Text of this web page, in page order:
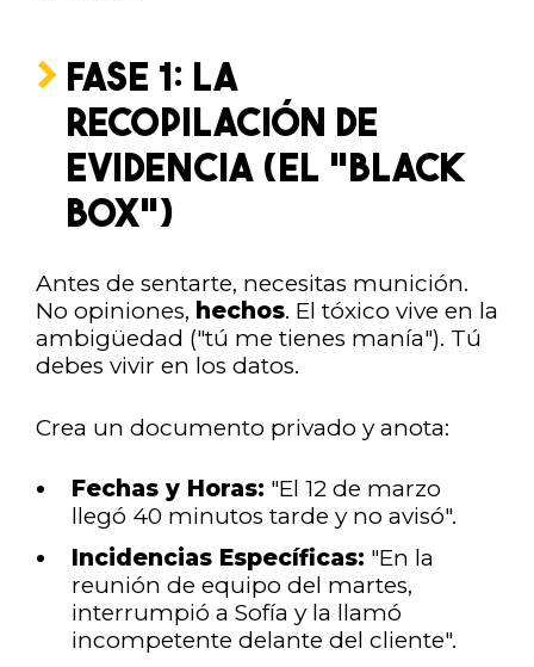
FASE 1: LA
RECOPILACIÓN DE
EVIDENCIA (EL "BLACK
BOX")
Antes de sentarte, necesitas munición.
No opiniones, hechos. El tóxico vive en la
ambigüedad ("tú me tienes manía"). Tú
debes vivir en los datos.
Crea un documento privado y anota:
Fechas y Horas: "El 12 de marzo
llegó 40 minutos tarde y no avisó".
Incidencias Específicas: "En la
reunión de equipo del martes,
interrumpió a Sofía y la llamó
incompetente delante del cliente".